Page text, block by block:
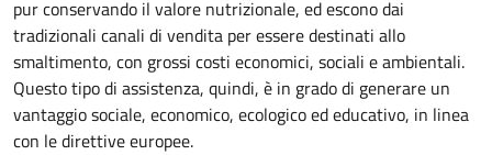
pur conservando il valore nutrizionale, ed escono dai
tradizionali canali di vendita per essere destinati allo
smaltimento, con grossi costi economici, sociali e ambientali.
Questo tipo di assistenza, quindi, è in grado di generare un
vantaggio sociale, economico, ecologico ed educativo, in linea
con le direttive europee.